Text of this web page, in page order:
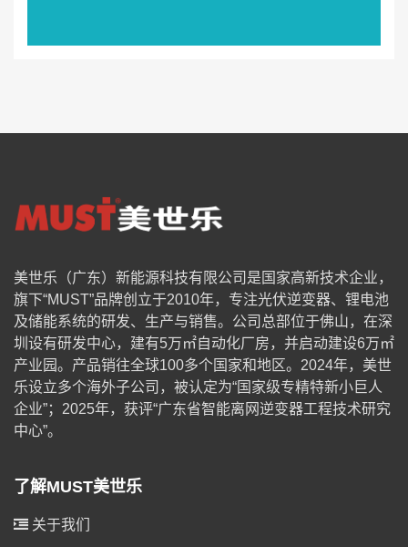
美世乐（广东）新能源科技有限公司是国家高新技术企业，
旗下“MUST”品牌创立于2010年，专注光伏逆变器、锂电池
及储能系统的研发、生产与销售。公司总部位于佛山，在深
圳设有研发中心，建有5万㎡自动化厂房，并启动建设6万㎡
产业园。产品销往全球100多个国家和地区。2024年，美世
乐设立多个海外子公司，被认定为“国家级专精特新小巨人
企业”；2025年，获评“广东省智能离网逆变器工程技术研究
中心”。
了解MUST美世乐
关于我们